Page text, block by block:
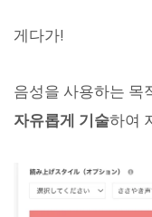
게다가!
음성을 사용하는 목
자유롭게 기술하여